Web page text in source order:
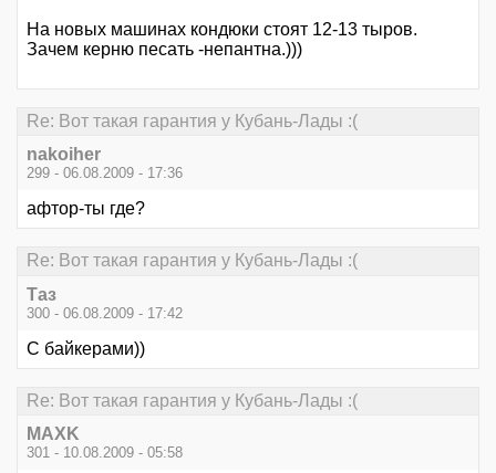
На новых машинах кондюки стоят 12-13 тыров.
Зачем керню песать -непантна.)))
Re: Вот такая гарантия у Кубань-Лады :(
nakoiher
299 - 06.08.2009 - 17:36
афтор-ты где?
Re: Вот такая гарантия у Кубань-Лады :(
Таз
300 - 06.08.2009 - 17:42
С байкерами))
Re: Вот такая гарантия у Кубань-Лады :(
MAXK
301 - 10.08.2009 - 05:58